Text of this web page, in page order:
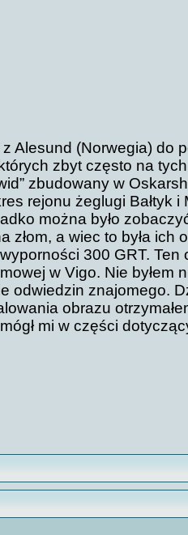
Alesund (Norwegia) do
zbyt często na
zbudowany w
rejonu żeglugi Bałtyk i
można było
a wiec to była ich
wyporności 300 GRT.
w Vigo. Nie byłem
odwiedzin znajomego.
obrazu
mi w części